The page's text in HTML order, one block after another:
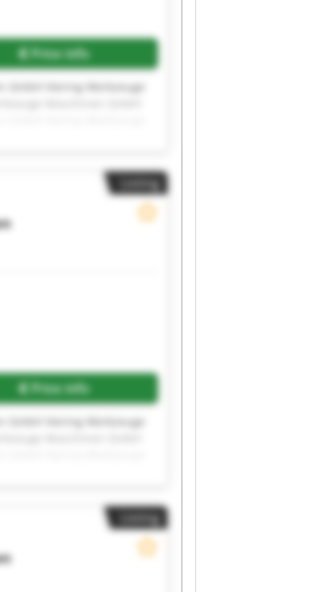
Price info
GmbH Viering Werkzeuge
Maschinen GmbH
Listing
Price info
GmbH Viering Werkzeuge
Maschinen GmbH
Listing